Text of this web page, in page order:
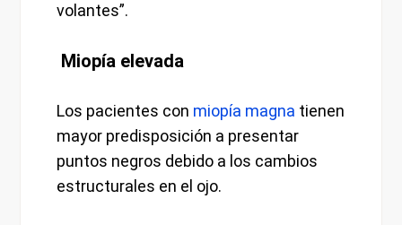
volantes”.
Miopía elevada
Los pacientes con miopía magna tienen
mayor predisposición a presentar
puntos negros debido a los cambios
estructurales en el ojo.